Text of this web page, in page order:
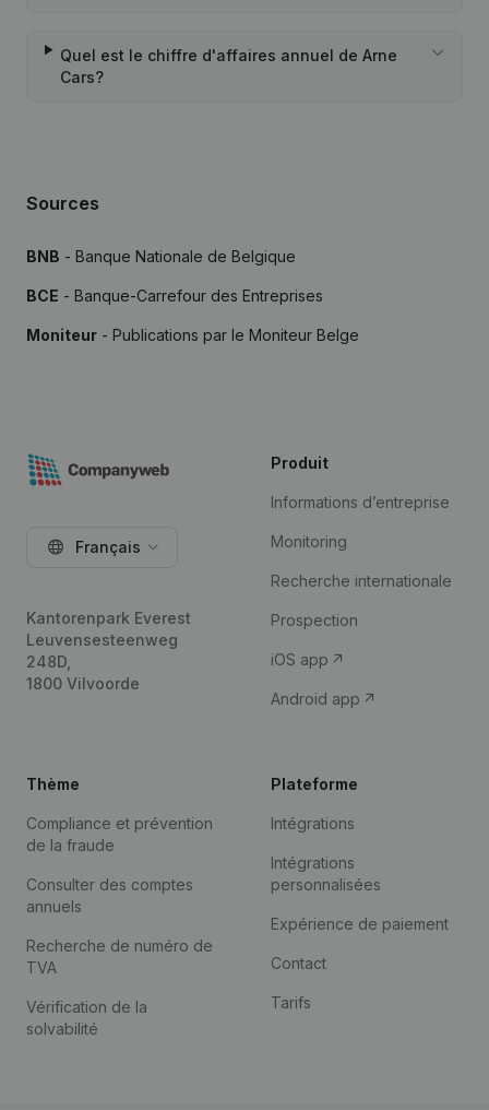
Quel est le chiffre d'affaires annuel de Arne
Cars?
Sources
BNB - Banque Nationale de Belgique
BCE - Banque-Carrefour des Entreprises
Moniteur - Publications par le Moniteur Belge
Français
Kantorenpark Everest
Leuvensesteenweg
248D,
1800 Vilvoorde
Produit
Informations d’entreprise
Monitoring
Recherche internationale
Prospection
iOS app
Android app
Thème
Compliance et prévention
de la fraude
Consulter des comptes
annuels
Recherche de numéro de
TVA
Vérification de la
solvabilité
Plateforme
Intégrations
Intégrations
personnalisées
Expérience de paiement
Contact
Tarifs